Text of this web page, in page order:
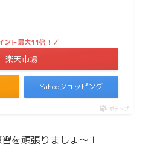
ント最大11倍！／
楽天市場
Yahooショッピング
ポチップ
を頑張りましょ〜！